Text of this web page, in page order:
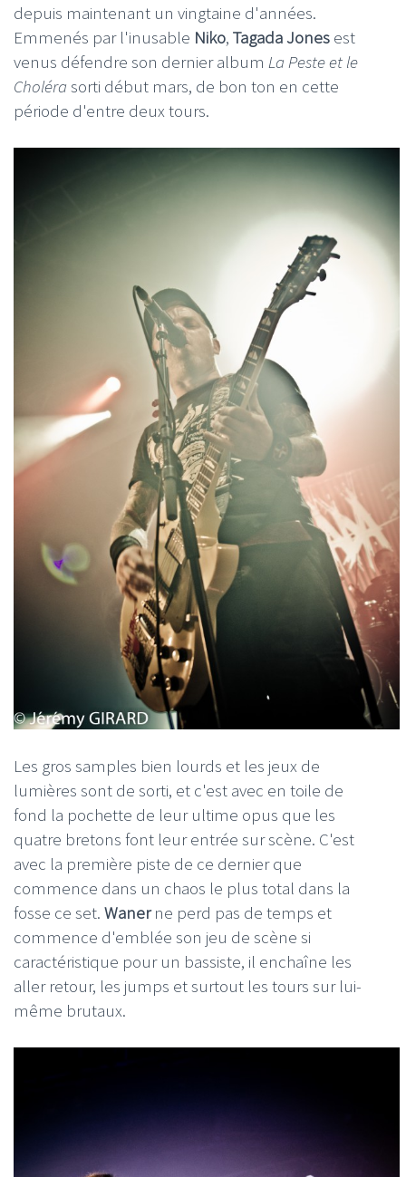
depuis maintenant un vingtaine d'années.
Emmenés par l'inusable Niko, Tagada Jones est
venus défendre son dernier album La Peste et le
Choléra sorti début mars, de bon ton en cette
période d'entre deux tours.
Les gros samples bien lourds et les jeux de
lumières sont de sorti, et c'est avec en toile de
fond la pochette de leur ultime opus que les
quatre bretons font leur entrée sur scène. C'est
avec la première piste de ce dernier que
commence dans un chaos le plus total dans la
fosse ce set. Wanerne perd pas de temps et
commence d'emblée son jeu de scène si
caractéristique pour un bassiste, il enchaîne les
aller retour, les jumps et surtout les tours sur lui-
même brutaux.